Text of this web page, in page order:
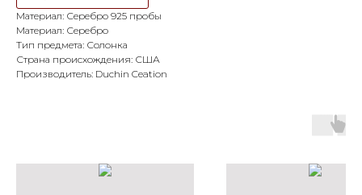
Материал: Серебро 925 пробы
Материал: Серебро
Тип предмета: Солонка
Страна происхождения: США
Производитель: Duchin Ceation